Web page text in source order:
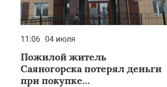
11:06 04 июля
Пожилой житель
Саяногорска потерял деньги
при покупке